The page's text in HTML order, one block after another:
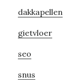
dakkapellen
gietvloer
seo
snus